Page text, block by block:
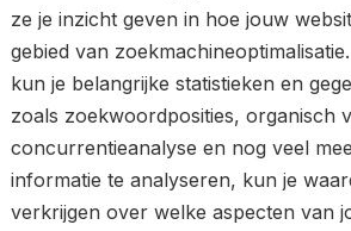
ze je inzicht geven in hoe jouw
gebied van
kun je belangrijke statistieken en
zoals zoekwoordposities, organisch
concurrentieanalyse en nog veel
informatie te analyseren, kun je
verkrijgen over welke aspecten van